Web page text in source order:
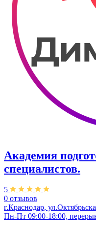
Академия
специалистов.
5
0 отзывов
г.Краснодар,
Пн-Пт 09:00-18:00,